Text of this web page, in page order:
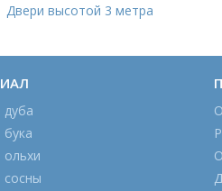
Двери высотой 3 метра
дуба
ольхи
сосны